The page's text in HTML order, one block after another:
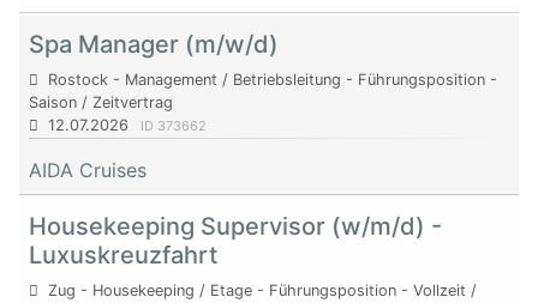
Spa Manager (m/w/d)
Rostock - Management / Betriebsleitung - Führungsposition -
Saison / Zeitvertrag
12.07.2026
ID 373662
AIDA Cruises
Housekeeping Supervisor (w/m/d) -
Luxuskreuzfahrt
Zug - Housekeeping / Etage - Führungsposition - Vollzeit /